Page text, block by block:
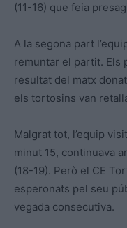
(11-16) que feia
A la segona part
remuntar el partit. Els
resultat del matx
els tortosins van
Malgrat tot, l’equip
minut 15, continuava
(18-19). Però el CE
esperonats pel seu
vegada consecutiva.